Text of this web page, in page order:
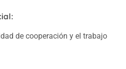
de cooperación y el trabajo